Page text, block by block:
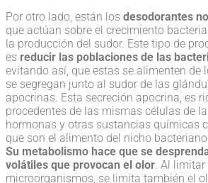
Por otro lado, están los desodorantes
que actúan sobre el crecimiento
la producción del sudor. Este tipo de
es reducir las poblaciones de las
evitando así, que estas se alimenten de
se segregan junto al sudor de las
apocrinas. Esta secreción apocrina, es
procedentes de las mismas células de
hormonas y otras sustancias químicas
que son el alimento del nicho
Su metabolismo hace que se
volátiles que provocan el olor. Al limitar
microorganismos, se limita también el